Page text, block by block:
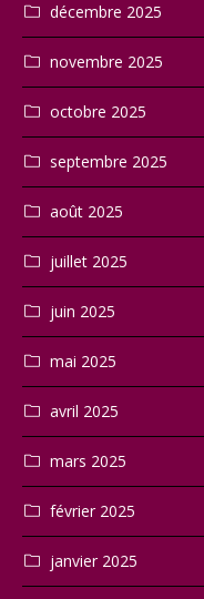
décembre 2025
novembre 2025
octobre 2025
septembre 2025
août 2025
juillet 2025
juin 2025
mai 2025
avril 2025
mars 2025
février 2025
janvier 2025